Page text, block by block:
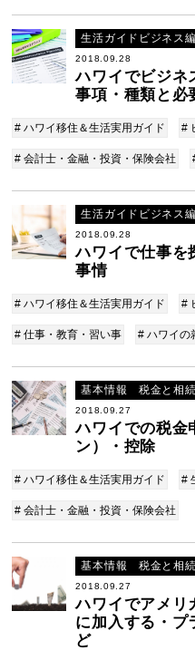
生活ガイドビジネス編
2018.09.28
ハワイでビジネ
事項・種類と必
# ハワイ移住＆生活実用ガイド #
# 会計士・金融・投資・保険会社
生活ガイドビジネス編
2018.09.28
ハワイで仕事を
事情
# ハワイ移住＆生活実用ガイド #
# 仕事・教育・習い事 # ハワイの
基本情報 税金と相続
2018.09.27
ハワイでの税金
ン）・控除
# ハワイ移住＆生活実用ガイド #
# 会計士・金融・投資・保険会社
基本情報 税金と相続
2018.09.27
ハワイでアメリ
に加入する・プ
ど